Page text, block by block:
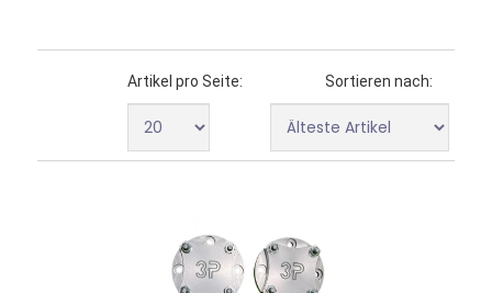
Sortieren nach:
Artikel pro Seite: